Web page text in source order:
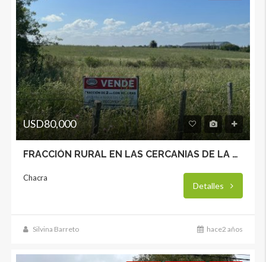
USD80,000
FRACCIÓN RURAL EN LAS CERCANIAS DE LA CIUDAD
Chacra
Detalles
Silvina Barreto hace2 años